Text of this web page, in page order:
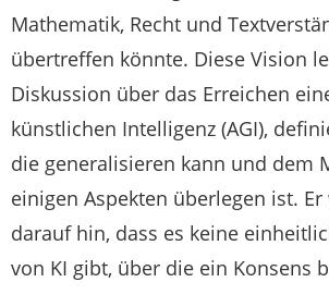
Mathematik, Recht und
übertreffen könnte. Diese Vision
Diskussion über das Erreichen
künstlichen Intelligenz (AGI),
die generalisieren kann und dem
einigen Aspekten überlegen ist.
darauf hin, dass es keine
von KI gibt, über die ein Konsens